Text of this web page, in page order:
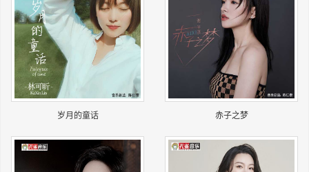
长按识别二维码
岁月的童话 赤子之梦